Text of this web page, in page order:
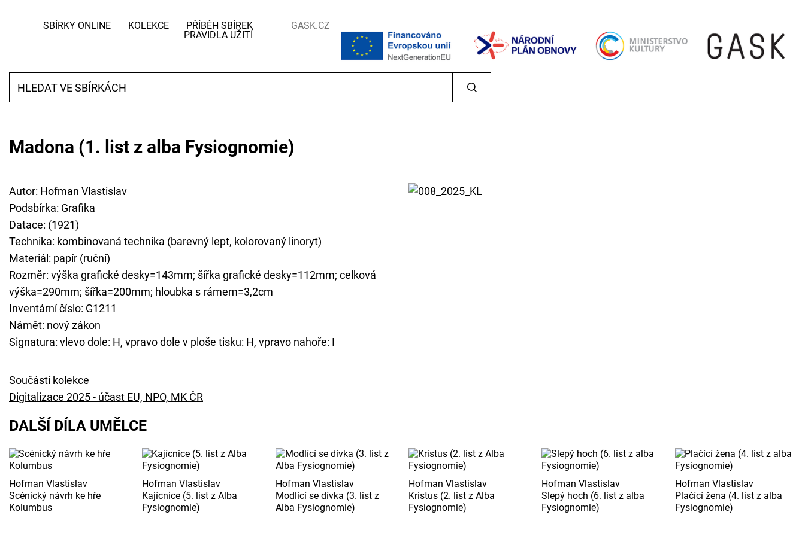
SBÍRKY ONLINE KOLEKCE
PŘÍBĚH SBÍREK
PRAVIDLA UŽITÍ
GASK.CZ
Madona (1. list z alba Fysiognomie)
Autor: Hofman Vlastislav
Podsbírka: Grafika
Datace: (1921)
Technika: kombinovaná technika (barevný lept, kolorovaný linoryt)
Materiál: papír (ruční)
Rozměr: výška grafické desky=143mm; šířka grafické desky=112mm; celková
výška=290mm; šířka=200mm; hloubka s rámem=3,2cm
Inventární číslo: G1211
Námět: nový zákon
Signatura: vlevo dole: H, vpravo dole v ploše tisku: H, vpravo nahoře: I
Součástí kolekce
Digitalizace 2025 - účast EU, NPO, MK ČR
DALŠÍ DÍLA UMĚLCE
Hofman Vlastislav
Scénický návrh ke hře
Kolumbus
Hofman Vlastislav
Kajícnice (5. list z Alba
Fysiognomie)
Hofman Vlastislav
Modlící se dívka (3. list z
Alba Fysiognomie)
Hofman Vlastislav
Kristus (2. list z Alba
Fysiognomie)
Hofman Vlastislav
Slepý hoch (6. list z alba
Fysiognomie)
Hofman Vlastislav
Plačící žena (4. list z alba
Fysiognomie)